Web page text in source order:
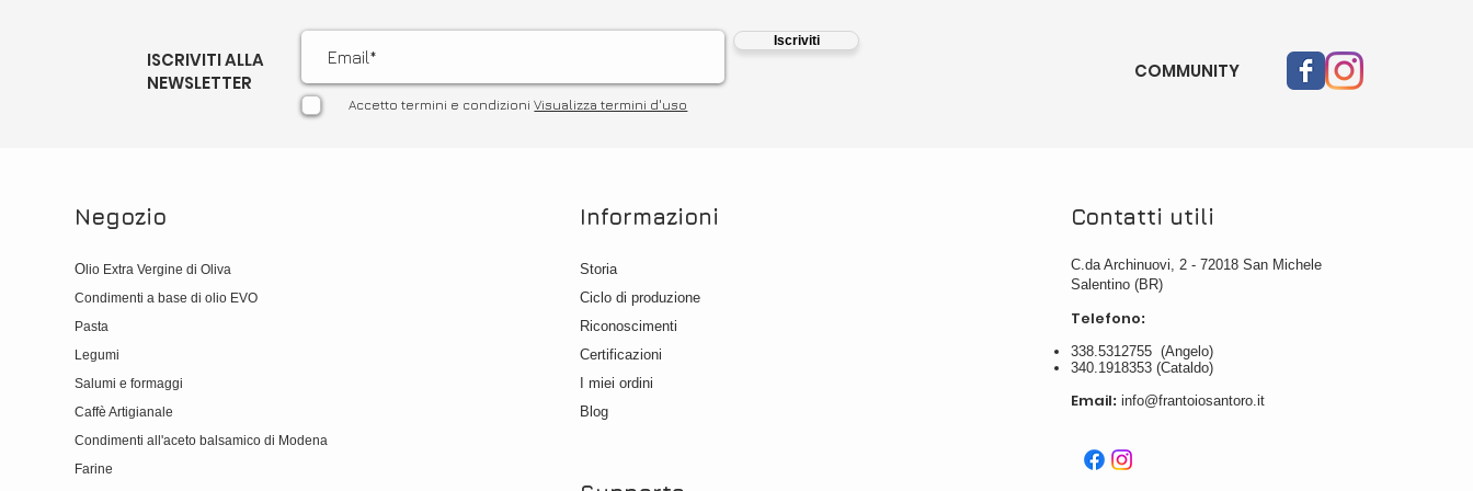
ISCRIVITI ALLA
NEWSLETTER
Iscriviti
Accetto termini e condizioni Visualizza termini d'uso
COMMUNITY
Negozio
Olio Extra Vergine di Oliva
Condimenti a base di olio EVO
Pasta
Legumi
Salumi e formaggi
Caffè Artigianale
Condimenti all'aceto balsamico di Modena
Farine
Informazioni
Storia
Ciclo di produzione
Riconoscimenti
Certificazioni
I miei ordini
Blog
Contatti utili
C.da Archinuovi, 2 - 72018 San Michele
Salentino (BR)
Telefono:
338.5312755 (Angelo)
340.1918353 (Cataldo)
Email:info@frantoiosantoro.it